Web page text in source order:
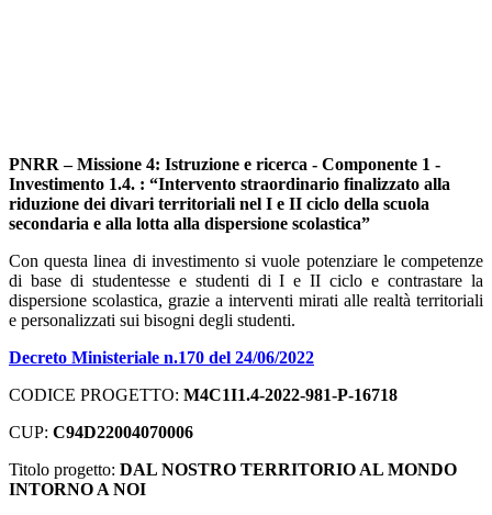
PNRR – Missione 4: Istruzione e ricerca - Componente 1 -
Investimento 1.4. : “Intervento straordinario finalizzato alla
riduzione dei divari territoriali nel I e II ciclo della scuola
secondaria e alla lotta alla dispersione scolastica”
Con questa linea di investimento si vuole potenziare le competenze
di base di studentesse e studenti di I e II ciclo e contrastare la
dispersione scolastica, grazie a interventi mirati alle realtà territoriali
e personalizzati sui bisogni degli studenti.
Decreto Ministeriale n.170 del 24/06/2022
CODICE PROGETTO: M4C1I1.4-2022-981-P-16718
CUP: C94D22004070006
Titolo progetto: DAL NOSTRO TERRITORIO AL MONDO
INTORNO A NOI